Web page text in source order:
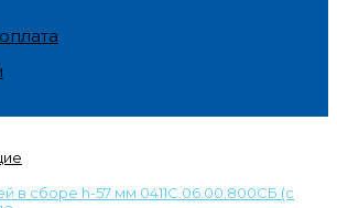
в сборе h-57 мм 0411С.06.00.800СБ (с